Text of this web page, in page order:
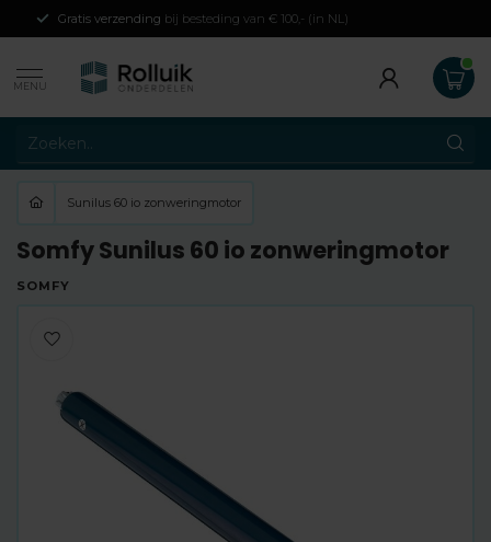
Gratis verzending bij besteding van € 100,- (in NL)
MENU
Sunilus 60 io zonweringmotor
Somfy Sunilus 60 io zonweringmotor
SOMFY